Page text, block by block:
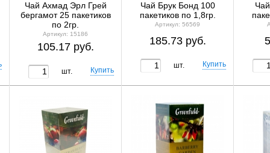
Чай Ахмад Эрл Грей
бергамот 25 пакетиков
по 2гр.
Артикул: 15186
105.17 руб.
шт.
Чай Брук Бонд 100
пакетиков по 1,8гр.
Артикул: 56569
185.73 руб.
шт.